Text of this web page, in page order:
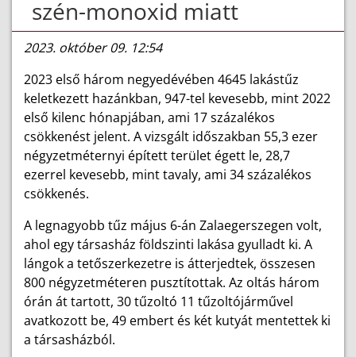
szén-monoxid miatt
2023. október 09. 12:54
2023 első három negyedévében 4645 lakástűz
keletkezett hazánkban, 947-tel kevesebb, mint 2022
első kilenc hónapjában, ami 17 százalékos
csökkenést jelent. A vizsgált időszakban 55,3 ezer
négyzetméternyi épített terület égett le, 28,7
ezerrel kevesebb, mint tavaly, ami 34 százalékos
csökkenés.
A legnagyobb tűz május 6-án Zalaegerszegen volt,
ahol egy társasház földszinti lakása gyulladt ki. A
lángok a tetőszerkezetre is átterjedtek, összesen
800 négyzetméteren pusztítottak. Az oltás három
órán át tartott, 30 tűzoltó 11 tűzoltójárművel
avatkozott be, 49 embert és két kutyát mentettek ki
a társasházból.